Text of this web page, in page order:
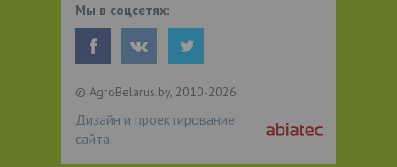
Мы в соцсетях:
© AgroBelarus.by, 2010-2026
Дизайн и проектирование
сайта